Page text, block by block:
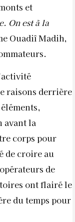
et
On est à la
Ouadiî Madih,
raisons derrière
avant la
corps pour
de croire au
de
ont flairé le
du temps pour